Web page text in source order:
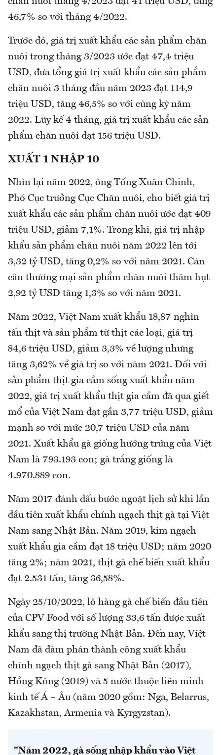
46,7% so với tháng 4/2022.
Trước đó, giá trị xuất khẩu các sản phẩm chăn
nuôi trong tháng 3/2023 ước đạt 47,4 triệu
USD, đưa tổng giá trị xuất khẩu các sản phẩm
chăn nuôi 3 tháng đầu năm 2023 đạt 114,9
triệu USD, tăng 46,5% so với cùng kỳ năm
2022. Lũy kế 4 tháng, giá trị xuất khẩu các sản
phẩm chăn nuôi đạt 156 triệu USD.
XUẤT 1 NHẬP 10
Nhìn lại năm 2022, ông Tống Xuân Chinh,
Phó Cục trưởng Cục Chăn nuôi, cho biết giá trị
xuất khẩu các sản phẩm chăn nuôi ước đạt 409
triệu USD, giảm 7,1%. Trong khi, giá trị nhập
khẩu sản phẩm chăn nuôi năm 2022 lên tới
3,32 tỷ USD, tăng 0,2% so với năm 2021. Cán
cân thương mại sản phẩm chăn nuôi thâm hụt
2,92 tỷ USD tăng 1,3% so với năm 2021.
Năm 2022, Việt Nam xuất khẩu 18,87 nghìn
tấn thịt và sản phẩm từ thịt các loại, giá trị
84,6 triệu USD, giảm 3,3% về lượng nhưng
tăng 3,62% về giá trị so với năm 2021. Đối với
sản phẩm thịt gia cầm sống xuất khẩu năm
2022, giá trị xuất khẩu thịt gia cầm đã qua giết
mổ của Việt Nam đạt gần 3,77 triệu USD, giảm
mạnh so với mức 20,7 triệu USD của năm
2021. Xuất khẩu gà giống hướng trứng của Việt
Nam là 793.193 con; gà trắng giống là
4.970.889 con.
Năm 2017 đánh dấu bước ngoặt lịch sử khi lần
đầu tiên xuất khẩu chính ngạch thịt gà tại Việt
Nam sang Nhật Bản. Năm 2019, kim ngạch
xuất khẩu gia cầm đạt 18 triệu USD; năm 2020
tăng 2%; năm 2021, thịt gà chế biến xuất khẩu
đạt 2.531 tấn, tăng 36,58%.
Ngày 25/10/2022, lô hàng gà chế biến đầu tiên
của CPV Food với số lượng 33,6 tấn được xuất
khẩu sang thị trường Nhật Bản. Đến nay, Việt
Nam đã đàm phán thành công xuất khẩu
chính ngạch thịt gà sang Nhật Bản (2017),
Hồng Kông (2019) và 5 nước thuộc liên minh
kinh tế Á – Âu (năm 2020 gồm: Nga, Belarrus,
Kazakhstan, Armenia và Kyrgyzstan).
"Năm 2022, gà sống nhập khẩu vào Việt